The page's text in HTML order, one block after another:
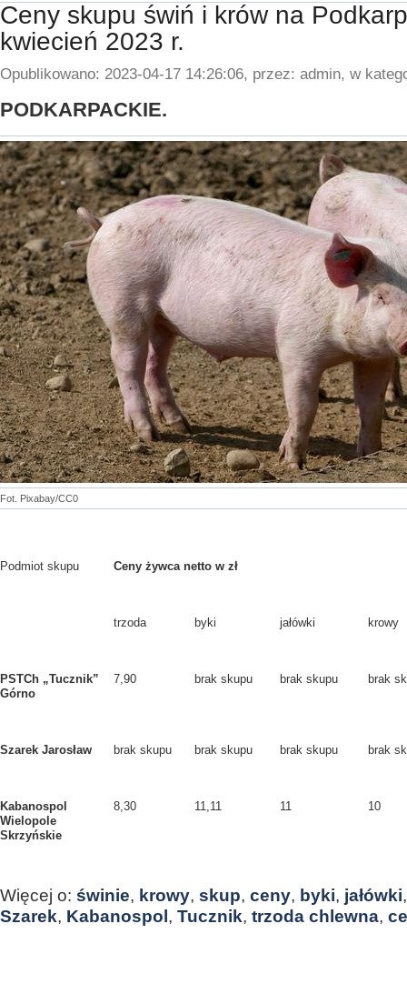
Ceny skupu świń i krów na
kwiecień 2023 r.
Opublikowano: 2023-04-17 14:26:06, przez: admin, w
PODKARPACKIE.
Fot. Pixabay/CC0
Podmiot skupu Ceny żywca netto w zł
trzoda byki jałówki krowy
PSTCh „Tucznik”
Górno
7,90 brak skupu brak skupu brak
Szarek Jarosław brak skupu brak skupu brak skupu brak
Kabanospol
Wielopole
Skrzyńskie
8,30 11,11 11 10
Więcej o: świnie, krowy, skup, ceny, byki, jałówki
Szarek, Kabanospol , Tucznik, trzoda chlewna,